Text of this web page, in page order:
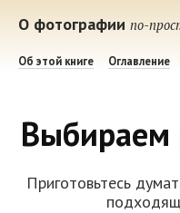
О фотографии по-
Об этой книге Оглавление
Выбираем
Приготовьтесь